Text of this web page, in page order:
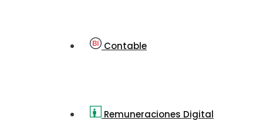
Contable
Remuneraciones Digital